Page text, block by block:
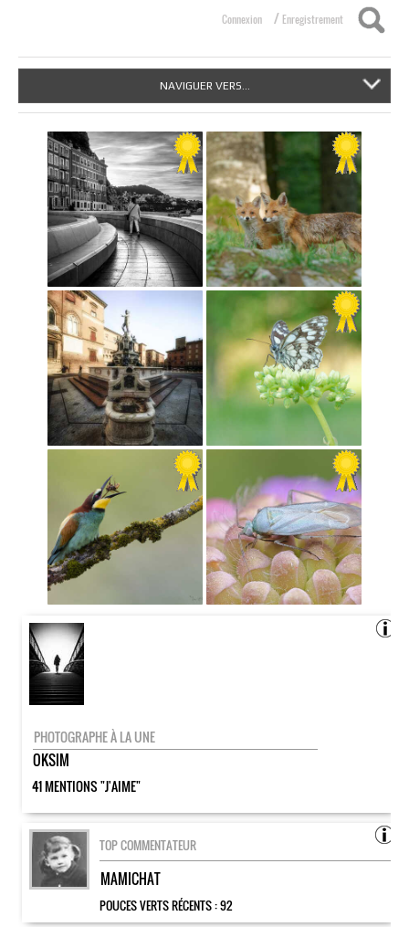
Connexion / Enregistrement
NAVIGUER VERS...
PHOTOGRAPHE À LA UNE
OKSIM
41 MENTIONS "J'AIME"
TOP COMMENTATEUR
MAMICHAT
POUCES VERTS RÉCENTS :92